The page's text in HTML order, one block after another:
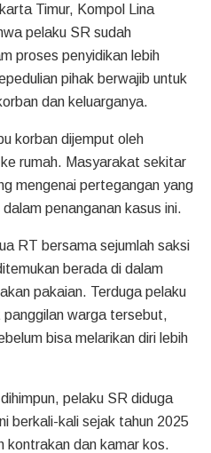
Timur, Kompol Lina
pelaku SR sudah
proses penyidikan lebih
pihak berwajib untuk
dan keluarganya.
korban dijemput oleh
rumah. Masyarakat sekitar
mengenai pertegangan yang
penanganan kasus ini.
RT bersama sejumlah saksi
berada di dalam
pakaian. Terduga pelaku
panggilan warga tersebut,
bisa melarikan diri lebih
pelaku SR diduga
berkali-kali sejak tahun 2025
kontrakan dan kamar kos.